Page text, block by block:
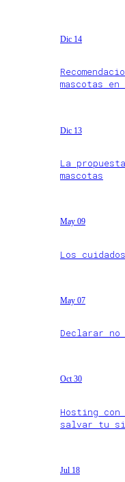
Dic 14
mascotas en
Dic 13
La
mascotas
May 09
Los
May 07
Declarar
Oct 30
Hosting
salvar tu
Jul 18